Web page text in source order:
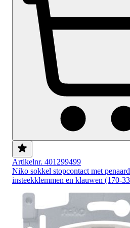
Artikelnr. 401299499
Niko sokkel stopcontact met
insteekklemmen en klauwen (170-